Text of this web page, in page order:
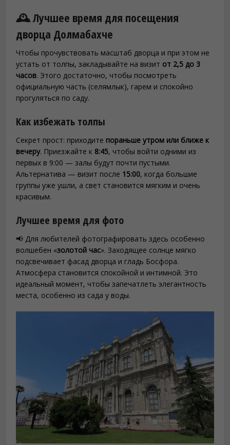
🕰️ Лучшее время для посещения
дворца Долмабахче
Чтобы прочувствовать масштаб дворца и при этом не
устать от толпы, закладывайте на визит от 2,5 до 3
часов. Этого достаточно, чтобы посмотреть
официальную часть (селямлык), гарем и спокойно
прогуляться по саду.
Как избежать толпы
Секрет прост: приходите пораньше утром или ближе к
вечеру. Приезжайте к 8:45, чтобы войти одними из
первых в 9:00 — залы будут почти пустыми.
Альтернатива — визит после 15:00, когда большие
группы уже ушли, а свет становится мягким и очень
красивым.
Лучшее время для фото
📢 Для любителей фотографировать здесь особенно
волшебен «золотой час». Заходящее солнце мягко
подсвечивает фасад дворца и гладь Босфора.
Атмосфера становится спокойной и интимной. Это
идеальный момент, чтобы запечатлеть элегантность
места, особенно из сада у воды.